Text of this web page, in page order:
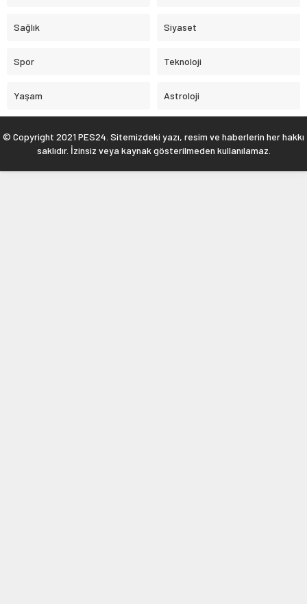
Sağlık Siyaset
Spor Teknoloji
Yaşam Astroloji
© Copyright 2021 PES24. Sitemizdeki yazı, resim ve haberlerin her hakkı
saklıdır. İzinsiz veya kaynak gösterilmeden kullanılamaz.